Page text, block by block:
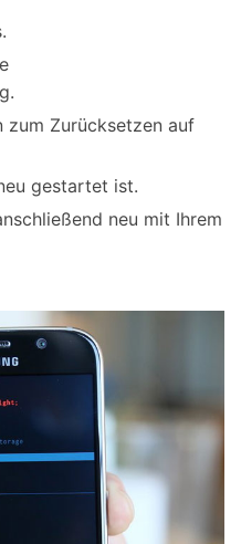
zum Zurücksetzen auf
gestartet ist.
neu mit Ihrem